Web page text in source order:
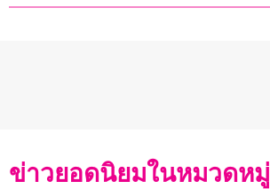
ข่าวยอดนิยมในหมวดหมู่